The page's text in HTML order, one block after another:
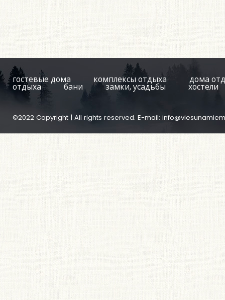
гостевые дома комплексы отдыха дома
отдыха бани замки, усадьбы хостели
©2022 Copyright | All rights reserved. E-mail: